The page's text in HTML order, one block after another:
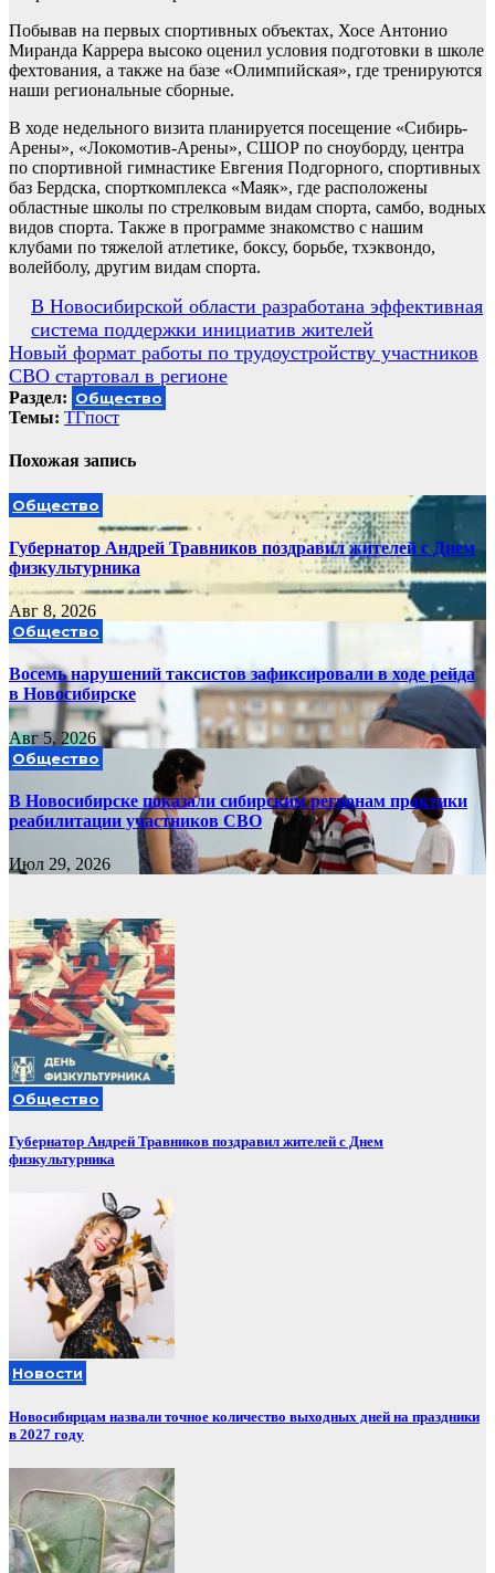
Побывав на первых спортивных объектах, Хосе Антонио
Миранда Каррера высоко оценил условия подготовки в школе
фехтования, а также на базе «Олимпийская», где тренируются
наши региональные сборные.
В ходе недельного визита планируется посещение «Сибирь-
Арены», «Локомотив-Арены», СШОР по сноуборду, центра
по спортивной гимнастике Евгения Подгорного, спортивных
баз Бердска, спорткомплекса «Маяк», где расположены
областные школы по стрелковым видам спорта, самбо, водных
видов спорта. Также в программе знакомство с нашим
клубами по тяжелой атлетике, боксу, борьбе, тхэквондо,
волейболу, другим видам спорта.
Навигация
по
записям
В Новосибирской области разработана эффективная
система поддержки инициатив жителей
Новый формат работы по трудоустройству участников
СВО стартовал в регионе
Раздел: Общество
Темы: ТГпост
Похожая запись
Общество
Губернатор Андрей Травников поздравил жителей с Днем
физкультурника
Авг 8, 2026
Общество
Восемь нарушений таксистов зафиксировали в ходе рейда
в Новосибирске
Авг 5, 2026
Общество
В Новосибирске показали сибирским регионам практики
реабилитации участников СВО
Июл 29, 2026
Общество
Губернатор Андрей Травников поздравил жителей с Днем
физкультурника
Новости
Новосибирцам назвали точное количество выходных дней на праздники
в 2027 году